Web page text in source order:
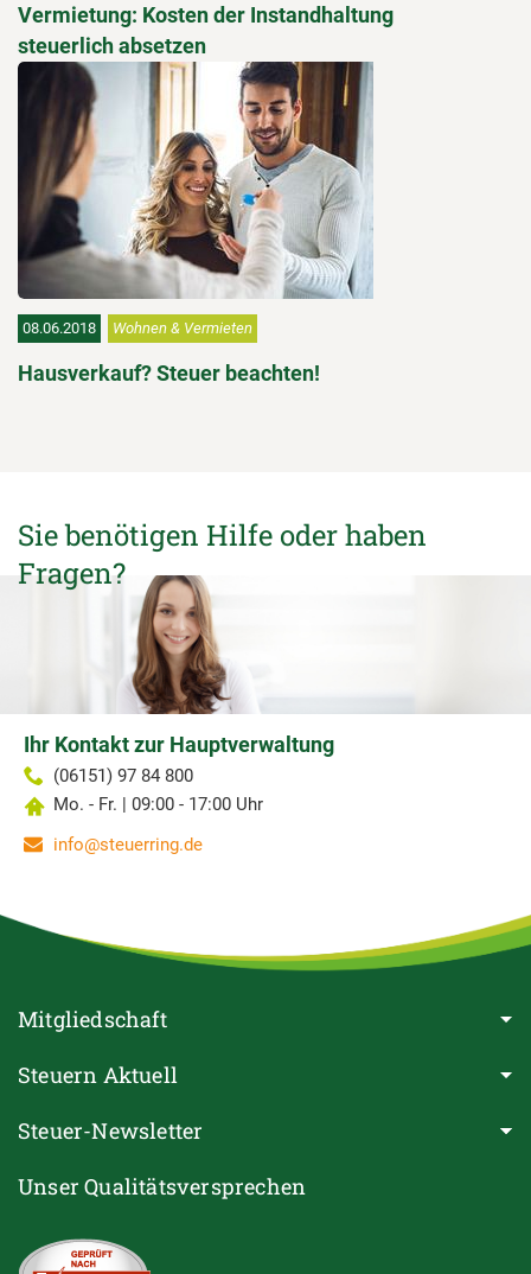
Vermietung: Kosten der Instandhaltung
steuerlich absetzen
08.06.2018 Wohnen & Vermieten
Hausverkauf? Steuer beachten!
Sie benötigen Hilfe oder haben
Fragen?
Ihr Kontakt zur Hauptverwaltung
(06151) 97 84 800
Mo. - Fr. | 09:00 - 17:00 Uhr
info@steuerring.de
Mitgliedschaft
Steuern Aktuell
Steuer-Newsletter
Unser Qualitätsversprechen